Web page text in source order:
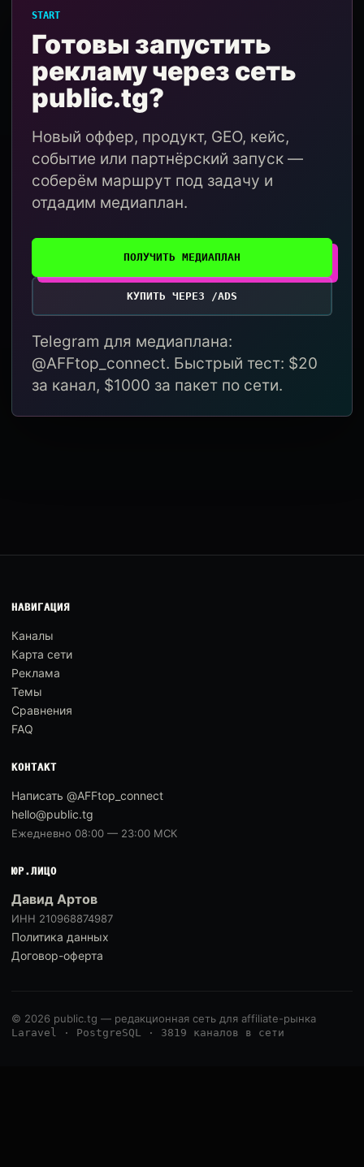
START
Готовы запустить
рекламу через сеть
public.tg?
Новый оффер, продукт, GEO, кейс,
событие или партнёрский запуск —
соберём маршрут под задачу и
отдадим медиаплан.
ПОЛУЧИТЬ МЕДИАПЛАН
КУПИТЬ ЧЕРЕЗ /ADS
Telegram для медиаплана:
@AFFtop_connect. Быстрый тест: $20
за канал, $1000 за пакет по сети.
НАВИГАЦИЯ
Каналы
Карта сети
Реклама
Темы
Сравнения
FAQ
КОНТАКТ
Написать @AFFtop_connect
hello@public.tg
Ежедневно 08:00 — 23:00 МСК
ЮР.ЛИЦО
Давид Артов
ИНН 210968874987
Политика данных
Договор-оферта
© 2026 public.tg — редакционная сеть для affiliate-рынка
Laravel · PostgreSQL · 3819 каналов в сети